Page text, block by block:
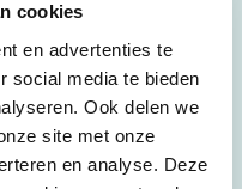
cookies
en advertenties te
social media te bieden
Ook delen we
site met onze
en analyse. Deze
Chargers